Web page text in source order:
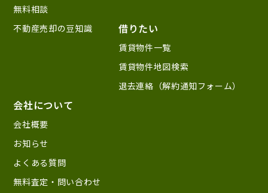
無料相談
不動産売却の豆知識
借りたい
賃貸物件一覧
賃貸物件地図検索
退去連絡（解約通知フォーム）
会社について
会社概要
お知らせ
よくある質問
無料査定・問い合わせ